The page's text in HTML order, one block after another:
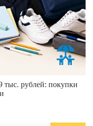
рублей: покупки